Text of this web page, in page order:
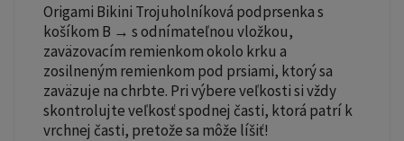
Origami Bikini Trojuholníková podprsenka s
košíkom B → s odnímateľnou vložkou,
zaväzovacím remienkom okolo krku a
zosilneným remienkom pod prsiami, ktorý sa
zaväzuje na chrbte. Pri výbere veľkosti si vždy
skontrolujte veľkosť spodnej časti, ktorá patrí k
vrchnej časti, pretože sa môže líšiť!